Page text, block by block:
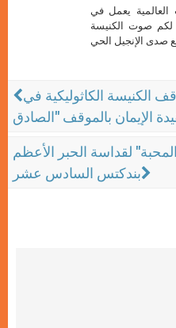
يعمل في
لكم صوت الكنيسة
الكنيسة الكاثوليكية في
لقداسة الحبر الأعظم
بندكتس السادس عشر